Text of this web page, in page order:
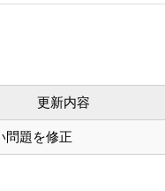
更新内容
問題を修正